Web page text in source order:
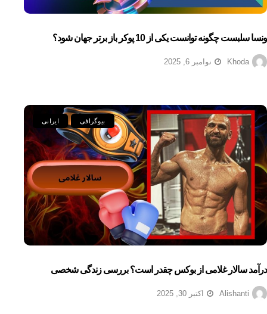
ونسا سلبست چگونه توانست یکی از 10 پوکر باز برتر جهان شود؟
Khoda نوامبر 6, 2025
ایرانی بیوگرافی
درآمد سالار غلامی از بوکس چقدر است؟ بررسی زندگی شخصی
Alishanti اکتبر 30, 2025